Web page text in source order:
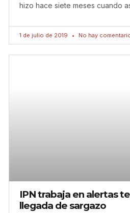
hizo hace siete meses cuando
1 de julio de 2019 No hay
IPN trabaja en alertas
llegada de sargazo